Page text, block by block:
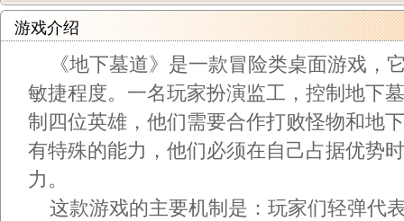
游戏介绍
《地下墓道》是一款冒险类桌面游戏，
敏捷程度。一名玩家扮演监工，控制地下
制四位英雄，他们需要合作打败怪物和地
有特殊的能力，他们必须在自己占据优势
力。
这款游戏的主要机制是：玩家们轻弹代